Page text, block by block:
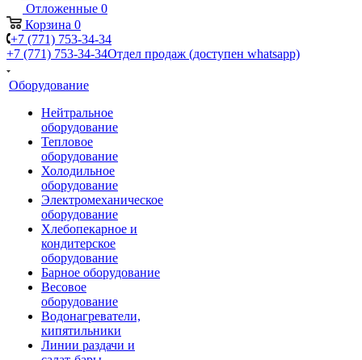
Отложенные 0
Корзина 0
+7 (771) 753-34-34
+7 (771) 753-34-34Отдел продаж (доступен whatsapp)
Оборудование
Нейтральное
оборудование
Тепловое
оборудование
Холодильное
оборудование
Электромеханическое
оборудование
Хлебопекарное и
кондитерское
оборудование
Барное оборудование
Весовое
оборудование
Водонагреватели,
кипятильники
Линии раздачи и